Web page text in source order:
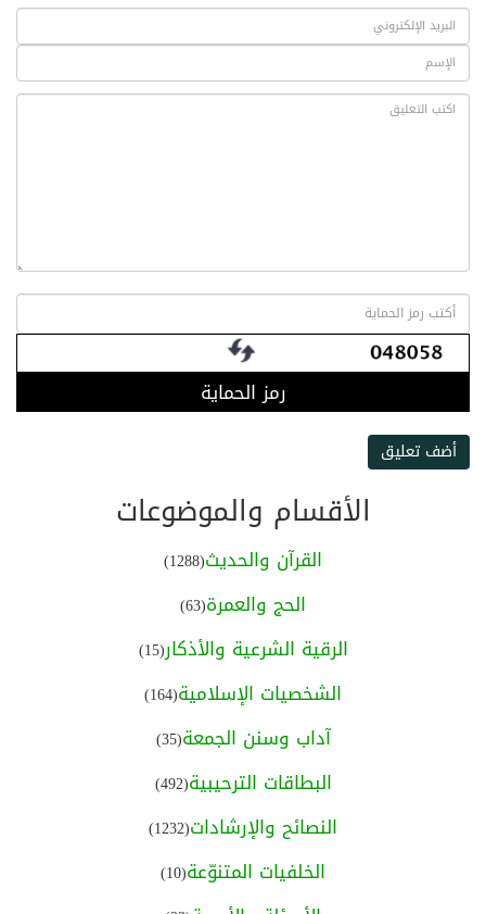
رمز الحماية
أضف تعليق
الأقسام والموضوعات
القرآن والحديث(1288)
الحج والعمرة(63)
الرقية الشرعية والأذكار(15)
الشخصيات الإسلامية(164)
آداب وسنن الجمعة(35)
البطاقات الترحيبية(492)
النصائح والإرشادات(1232)
الخلفيات المتنوّعة(10)